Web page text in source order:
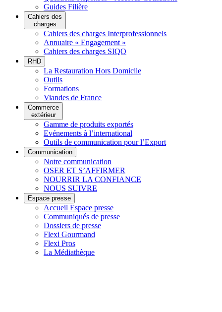
Guides Filière
Cahiers des
charges
Cahiers des charges Interprofessionnels
Annuaire « Engagement »
Cahiers des charges SIQO
RHD
La Restauration Hors Domicile
Outils
Formations
Viandes de France
Commerce
extérieur
Gamme de produits exportés
Evénements à l’international
Outils de communication pour l’Export
Communication
Notre communication
OSER ET S’AFFIRMER
NOURRIR LA CONFIANCE
NOUS SUIVRE
Espace presse
Accueil Espace presse
Communiqués de presse
Dossiers de presse
Flexi Gourmand
Flexi Pros
La Médiathèque